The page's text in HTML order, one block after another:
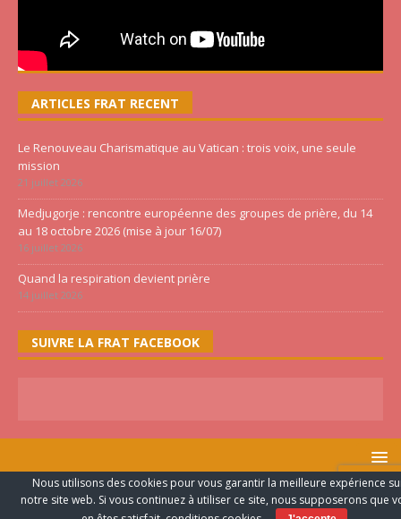
ARTICLES FRAT RECENT
Le Renouveau Charismatique au Vatican : trois voix, une seule
mission
21 juillet 2026
Medjugorje : rencontre européenne des groupes de prière, du 14
au 18 octobre 2026 (mise à jour 16/07)
16 juillet 2026
Quand la respiration devient prière
14 juillet 2026
SUIVRE LA FRAT FACEBOOK
FRATERNITE PENTECÔTE ©2020 TOUS LES DROITS RESERVES -
CONCEPTION WEB SAS TAKENNE
Nous utilisons des cookies pour vous garantir la meilleure expérience
notre site web. Si vous continuez à utiliser ce site, nous supposerons que